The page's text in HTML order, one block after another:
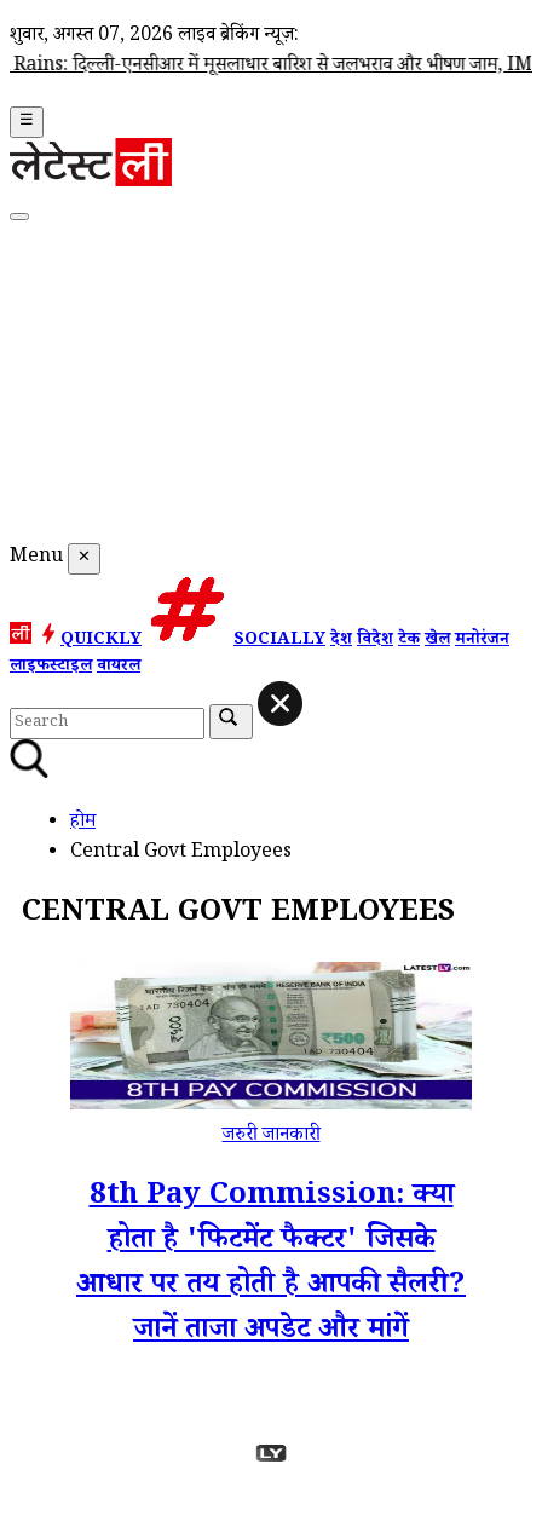
शुक्रवार, अगस्त 07, 2026 लाइव ब्रेकिंग न्यूज़:
एनसीआर में मूसलाधार बारिश से जलभराव और भीषण जाम, IMD ने जारी
☰
Menu ✕
QUICKLY SOCIALLYदेशविदेशटेकखेलमनोरंजन
लाइफस्टाइलवायरल
होम
Central Govt Employees
CENTRAL GOVT EMPLOYEES
जरुरी जानकारी
8th Pay Commission: क्या
होता है 'फिटमेंट फैक्टर' जिसके
आधार पर तय होती है आपकी सैलरी?
जानें ताजा अपडेट और मांगें